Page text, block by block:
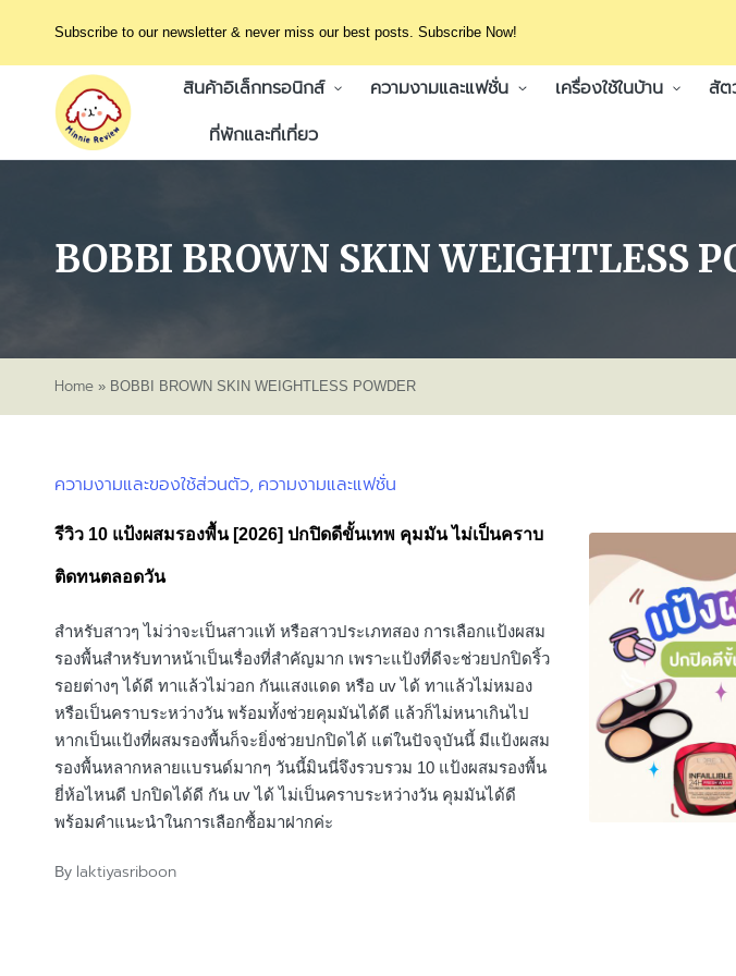
Subscribe to our newsletter & never miss our best posts. Subscribe Now!
สินค้าอิเล็กทรอนิกส์ ความงามและแฟชั่น เครื่องใช้ในบ้าน สัต
ที่พักและที่เที่ยว
BOBBI BROWN SKIN WEIGHTLESS
Home » BOBBI BROWN SKIN WEIGHTLESS POWDER
Posted
ความงามและของใช้ส่วนตัว ความงามและแฟชั่น
รีวิว 10 แป้งผสมรองพื้น [2026] ปกปิดดีขั้นเทพ คุมมัน ไม่เป็นคราบ
ติดทนตลอดวัน
สำหรับสาวๆ ไม่ว่าจะเป็นสาวแท้ หรือสาวประเภทสอง การเลือกแป้งผสม
รองพื้นสำหรับทาหน้าเป็นเรื่องที่สำคัญมาก เพราะแป้งที่ดีจะช่วยปกปิดริ้ว
รอยต่างๆ ได้ดี ทาแล้วไม่วอก กันแสงแดด หรือ uv ได้ ทาแล้วไม่หมอง
หรือเป็นคราบระหว่างวัน พร้อมทั้งช่วยคุมมันได้ดี แล้วก็ไม่หนาเกินไป
หากเป็นแป้งที่ผสมรองพื้นก็จะยิ่งช่วยปกปิดได้ แต่ในปัจจุบันนี้ มีแป้งผสม
รองพื้นหลากหลายแบรนด์มากๆ วันนี้มินนี่จึงรวบรวม 10 แป้งผสมรองพื้น
ยี่ห้อไหนดี ปกปิดได้ดี กัน uv ได้ ไม่เป็นคราบระหว่างวัน คุมมันได้ดี
พร้อมคำแนะนำในการเลือกซื้อมาฝากค่ะ
Posted
By laktiyasriboon